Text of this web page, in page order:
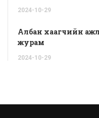
2024-10-29
Албан хаагчийн
журам
2024-10-29